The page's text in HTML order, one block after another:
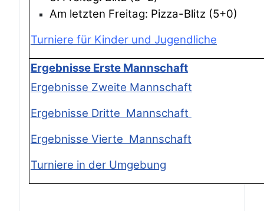
Am letzten Freitag: Pizza-Blitz (5+0)
Turniere für Kinder und Jugendliche
Ergebnisse Erste Mannschaft
Ergebnisse Zweite Mannschaft
Ergebnisse Dritte Mannschaft
Ergebnisse Vierte Mannschaft
Turniere in der Umgebung